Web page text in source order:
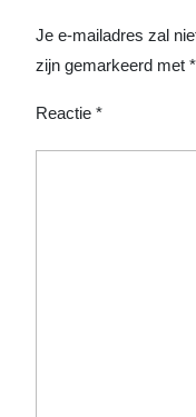
Je e-mailadres zal
zijn gemarkeerd met *
Reactie *